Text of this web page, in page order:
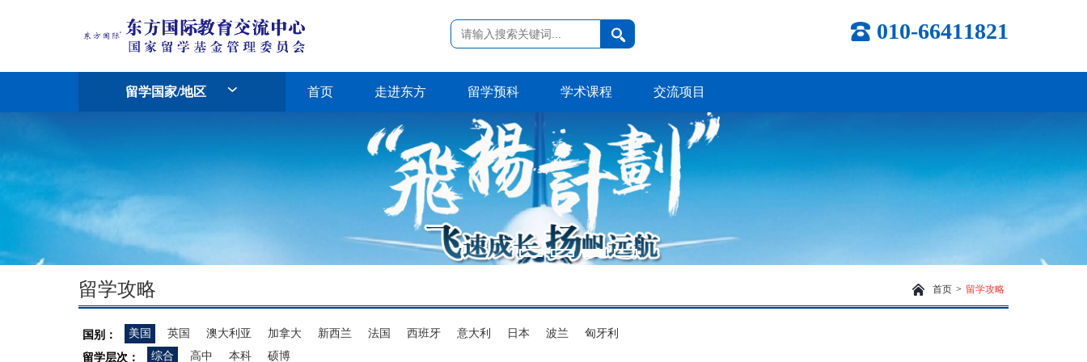
010-66411821
留学国家/地区 首页 走进东方 留学预科 学术课程 交流项目
留学攻略 首页 > 留学攻略
国别： 美国 英国 澳大利亚 加拿大 新西兰 法国 西班牙 意大利 日本 波兰
匈牙利
留学层次：
综合 高中 本科 硕博